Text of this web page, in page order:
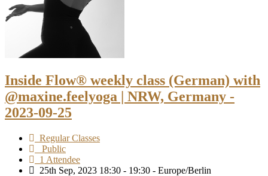
Inside Flow® weekly class (German) with
@maxine.feelyoga | NRW, Germany -
2023-09-25
Regular Classes
Public
1 Attendee
25th Sep, 2023 18:30 - 19:30 - Europe/Berlin